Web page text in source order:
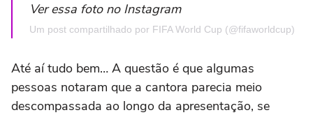
Ver essa foto no Instagram
Um post compartilhado por FIFA World Cup (@fifaworldcup)
Até aí tudo bem… A questão é que algumas
pessoas notaram que a cantora parecia meio
descompassada ao longo da apresentação, se